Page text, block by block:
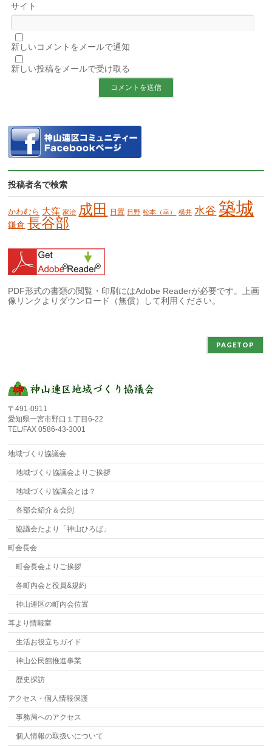
サイト
新しいコメントをメールで通知
新しい投稿をメールで受け取る
投稿者名で検索
かわむら 大窪 家治 成田 日置 日野 松本（幸） 横井 水谷 築城
鎌倉 長谷部
PDF形式の書類の閲覧・印刷にはAdobe Readerが必要です。上画
像リンクよりダウンロード（無償）して利用ください。
PAGETOP
〒491-0911
愛知県一宮市野口１丁目6-22
TEL/FAX 0586-43-3001
地域づくり協議会
地域づくり協議会よりご挨拶
地域づくり協議会とは？
各部会紹介＆会則
協議会たより「神山ひろば」
町会長会
町会長会よりご挨拶
各町内会と役員&規約
神山連区の町内会位置
耳より情報室
生活お役立ちガイド
神山公民館推進事業
歴史探訪
アクセス・個人情報保護
事務局へのアクセス
個人情報の取扱いについて